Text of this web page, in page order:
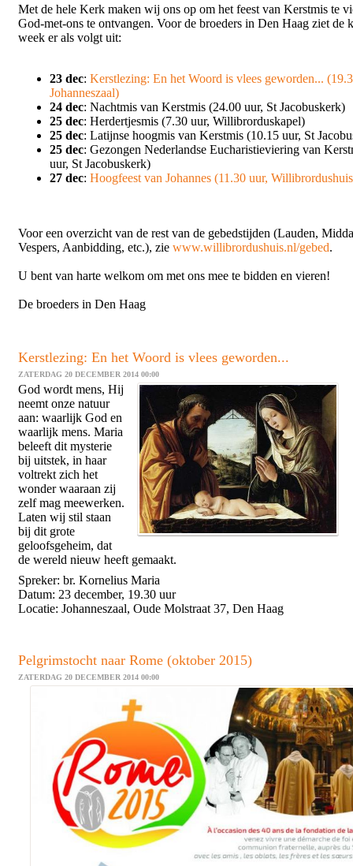
Met de hele Kerk maken wij ons op om het feest van Kerstmis te
God-met-ons te ontvangen. Voor de broeders in Den Haag ziet de
week er als volgt uit:
23 dec: Kerstlezing: En het Woord is vlees geworden...
Johanneszaal)
24 dec: Nachtmis van Kerstmis (24.00 uur, St Jacobuskerk)
25 dec: Herdertjesmis (7.30 uur, Willibrorduskapel)
25 dec: Latijnse hoogmis van Kerstmis (10.15 uur, St
25 dec: Gezongen Nederlandse Eucharistieviering van
uur, St Jacobuskerk)
27 dec: Hoogfeest van Johannes (11.30 uur,
Voor een overzicht van de rest van de gebedstijden (Lauden,
Vespers, Aanbidding, etc.), zie www.willibrordushuis.nl/gebed.
U bent van harte welkom om met ons mee te bidden en vieren!
De broeders in Den Haag
Kerstlezing: En het Woord is vlees geworden...
ZATERDAG 20 DECEMBER 2014 00:00
God wordt mens, Hij
neemt onze natuur
aan: waarlijk God en
waarlijk mens. Maria
beleeft dit mysterie
bij uitstek, in haar
voltrekt zich het
wonder waaraan zij
zelf mag meewerken.
Laten wij stil staan
bij dit grote
geloofsgeheim, dat
de wereld nieuw heeft gemaakt.
Spreker: br. Kornelius Maria
Datum: 23 december, 19.30 uur
Locatie: Johanneszaal, Oude Molstraat 37, Den Haag
Pelgrimstocht naar Rome (oktober 2015)
ZATERDAG 20 DECEMBER 2014 00:00